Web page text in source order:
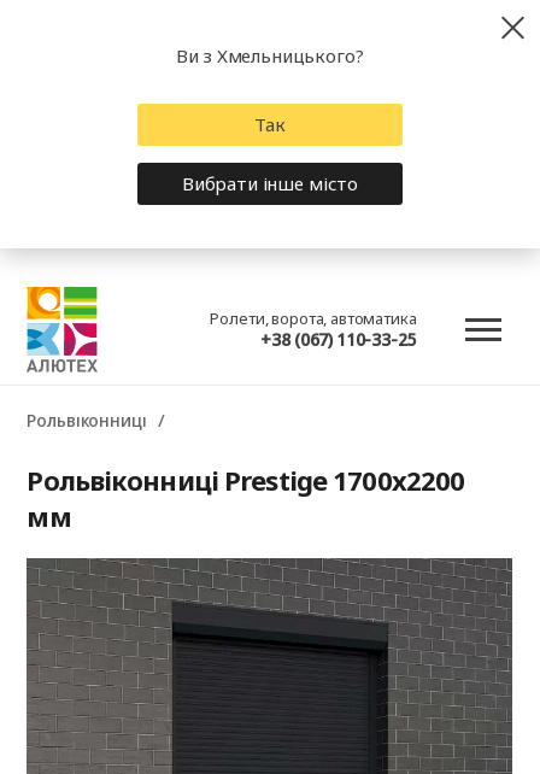
Ролети, ворота, автоматика
+38 (067) 110-33-25
Рольвіконниці
Рольвіконниці Prestige 1700x2200
мм
Ви з Хмельницького?
Так
Вибрати інше місто